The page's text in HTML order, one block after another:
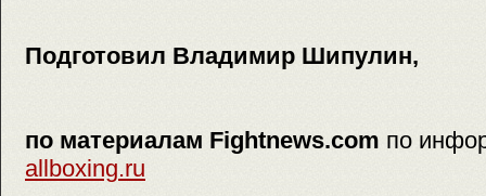
Подготовил Владимир Шипулин,
по материалам Fightnews.com по
allboxing.ru